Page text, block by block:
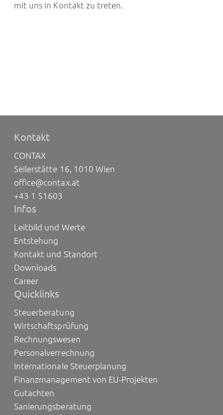
mit uns in Kontakt zu treten.
Kontakt
CONTAX
Seilerstätte 16, 1010 Wien
office@contax.at
+43 1 51603
Infos
Leitbild und Werte
Entstehung
Kontakt und Standort
Downloads
Career
Quicklinks
Steuerberatung
Wirtschaftsprüfung
Rechnungswesen
Personalverrechnung
Internationale Steuerplanung
Finanzmanagement von EU-Projekten
Gutachten
Sanierungsberatung